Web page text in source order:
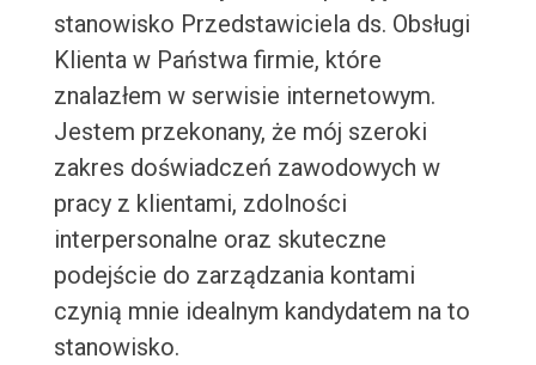
stanowisko Przedstawiciela ds. Obsługi
Klienta w Państwa firmie, które
znalazłem w serwisie internetowym.
Jestem przekonany, że mój szeroki
zakres doświadczeń zawodowych w
pracy z klientami, zdolności
interpersonalne oraz skuteczne
podejście do zarządzania kontami
czynią mnie idealnym kandydatem na to
stanowisko.